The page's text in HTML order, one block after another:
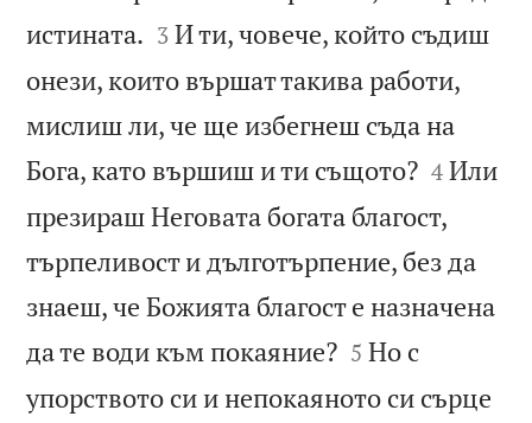
истината. 

3 И ти, човече, който съдиш
онези, които вършат такива работи,
мислиш ли, че ще избегнеш съда на
Бога, като вършиш и ти същото?
4 Или
презираш Неговата богата благост,
търпеливост и дълготърпение, без да
знаеш, че Божията благост е назначена
да те води към покаяние?
5 Но с
упорството си и непокаяното си сърце